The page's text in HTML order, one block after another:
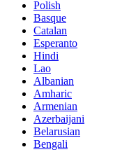
Polish
Basque
Catalan
Esperanto
Hindi
Lao
Albanian
Amharic
Armenian
Azerbaijani
Belarusian
Bengali